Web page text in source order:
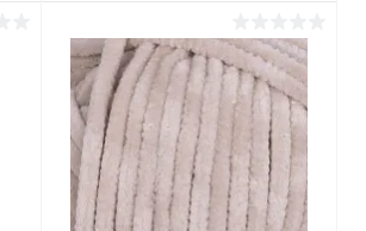
В корзину
Купить в 1 клик Сравнение
В избранное Под заказ